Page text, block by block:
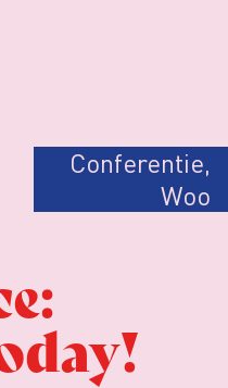
Conferentie,
Woo